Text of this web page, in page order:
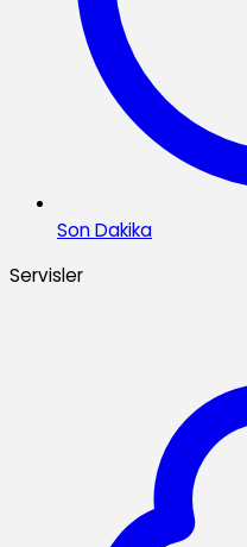
Son Dakika
Servisler